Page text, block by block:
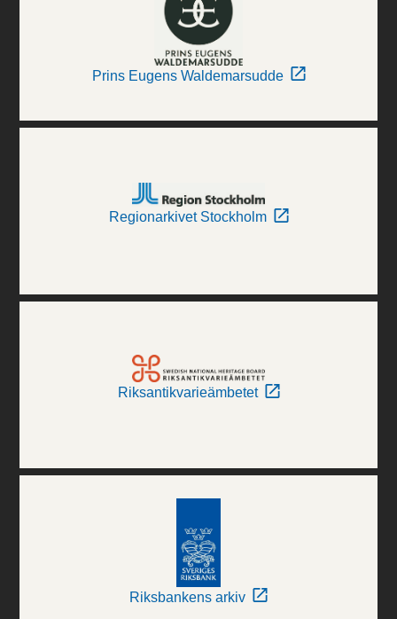
Prins Eugens Waldemarsudde
Regionarkivet Stockholm
Riksantikvarieämbetet
Riksbankens arkiv